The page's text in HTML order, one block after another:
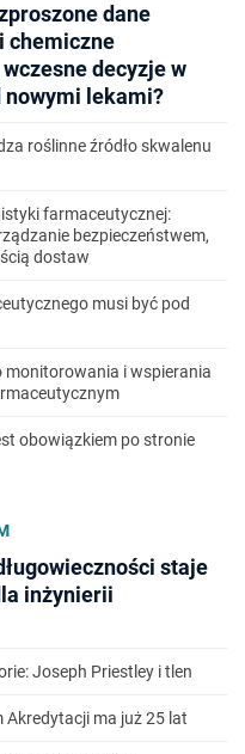
dane
chemiczne
decyzje w
nowymi lekami?
roślinne źródło skwalenu
farmaceutycznej:
bezpieczeństwem,
dostaw
musi być pod
monitorowania i wspierania
obowiązkiem po stronie
staje
inżynierii
Joseph Priestley i tlen
Akredytacji ma już 25 lat